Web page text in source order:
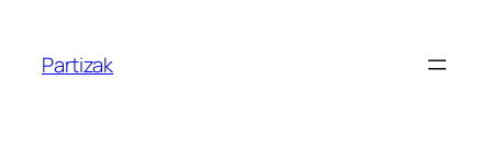
content
Partizak